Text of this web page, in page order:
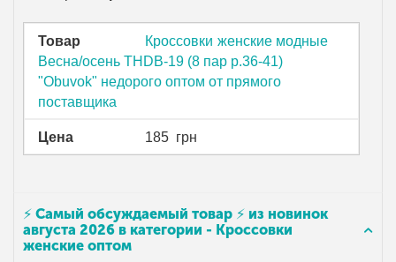
Товар
Кроссовки женские модные
Весна/осень THDB-19 (8 пар р.36-41)
"Obuvok" недорого оптом от прямого
поставщика
Цена 185 грн
⚡ Самый обсуждаемый товар ⚡ из новинок
августа 2026 в категории - Кроссовки
женские оптом